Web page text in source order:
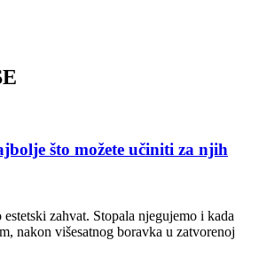
što možete učiniti za njih
zahvat. Stopala njegujemo i kada
nakon višesatnog boravka u zatvorenoj